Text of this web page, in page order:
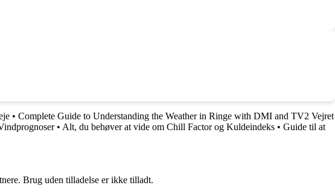
• Complete Guide to Understanding the Weather in Ringe with DMI and TV2 Vejret
• Alt, du behøver at vide om Chill Factor og Kuldeindeks • Guide til at
Brug uden tilladelse er ikke tilladt.